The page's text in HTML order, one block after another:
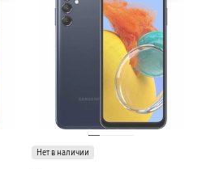
Ультра 2
Ультра
9
8 Класcика
для смарт-часов
устройства для смарт-часов
для часов
Нет в наличии